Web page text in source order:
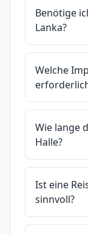
Benötige
Lanka?
Welche
Wie lange
Halle?
Ist eine
sinnvoll?